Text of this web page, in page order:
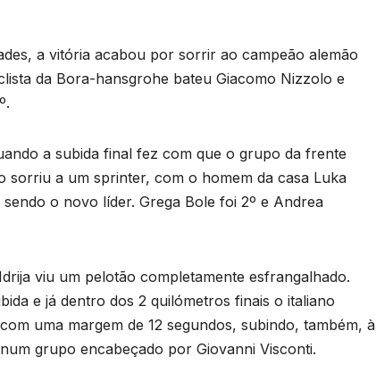
a vitória acabou por sorrir ao campeão alemão
da Bora-hansgrohe bateu Giacomo Nizzolo e
a subida final fez com que o grupo da frente
sorriu a um sprinter, com o homem da casa Luka
o novo líder. Grega Bole foi 2º e Andrea
viu um pelotão completamente esfrangalhado.
e já dentro dos 2 quilómetros finais o italiano
uma margem de 12 segundos, subindo, também, à
grupo encabeçado por Giovanni Visconti.